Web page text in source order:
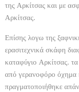
της Αρκίτσας και με
Αρκίτσας.
Επίσης λογω της
ερασιτεχνικά σκάφη
καταφύγιο Αρκίτσας.
από γερανοφόρο όχημα
πραγματοποιήθηκε